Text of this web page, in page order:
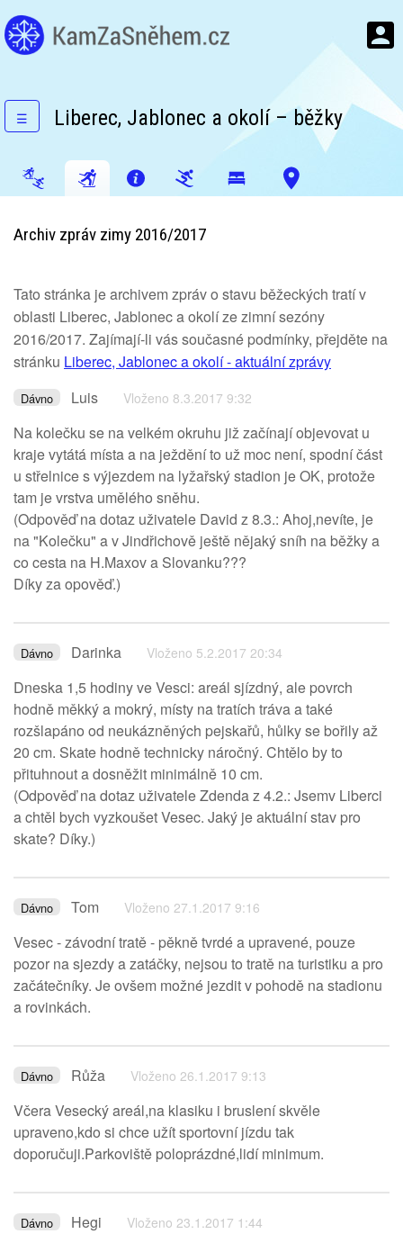
☰ Liberec, Jablonec a okolí – běžky
Archiv zpráv zimy 2016/2017
Tato stránka je archivem zpráv o stavu běžeckých tratí v
oblasti Liberec, Jablonec a okolí ze zimní sezóny
2016/2017. Zajímají-li vás současné podmínky, přejděte na
stránku Liberec, Jablonec a okolí - aktuální zprávy
Dávno Luis Vloženo 8.3.2017 9:32
Na kolečku se na velkém okruhu již začínají objevovat u
kraje vytátá místa a na ježdění to už moc není, spodní část
u střelnice s výjezdem na lyžařský stadion je OK, protože
tam je vrstva umělého sněhu.
(Odpověď na dotaz uživatele David z 8.3.: Ahoj,nevíte, je
na "Kolečku" a v Jindřichově ještě nějaký sníh na běžky a
co cesta na H.Maxov a Slovanku???
Díky za opověď.)
Dávno Darinka Vloženo 5.2.2017 20:34
Dneska 1,5 hodiny ve Vesci: areál sjízdný, ale povrch
hodně měkký a mokrý, místy na tratích tráva a také
rozšlapáno od neukázněných pejskařů, hůlky se bořily až
20 cm. Skate hodně technicky náročný. Chtělo by to
přituhnout a dosněžit minimálně 10 cm.
(Odpověď na dotaz uživatele Zdenda z 4.2.: Jsemv Liberci
a chtěl bych vyzkoušet Vesec. Jaký je aktuální stav pro
skate? Díky.)
Dávno Tom Vloženo 27.1.2017 9:16
Vesec - závodní tratě - pěkně tvrdé a upravené, pouze
pozor na sjezdy a zatáčky, nejsou to tratě na turistiku a pro
začátečníky. Je ovšem možné jezdit v pohodě na stadionu
a rovinkách.
Dávno Růža Vloženo 26.1.2017 9:13
Včera Vesecký areál,na klasiku i bruslení skvěle
upraveno,kdo si chce užít sportovní jízdu tak
doporučuji.Parkoviště poloprázdné,lidí minimum.
Dávno Hegi Vloženo 23.1.2017 1:44